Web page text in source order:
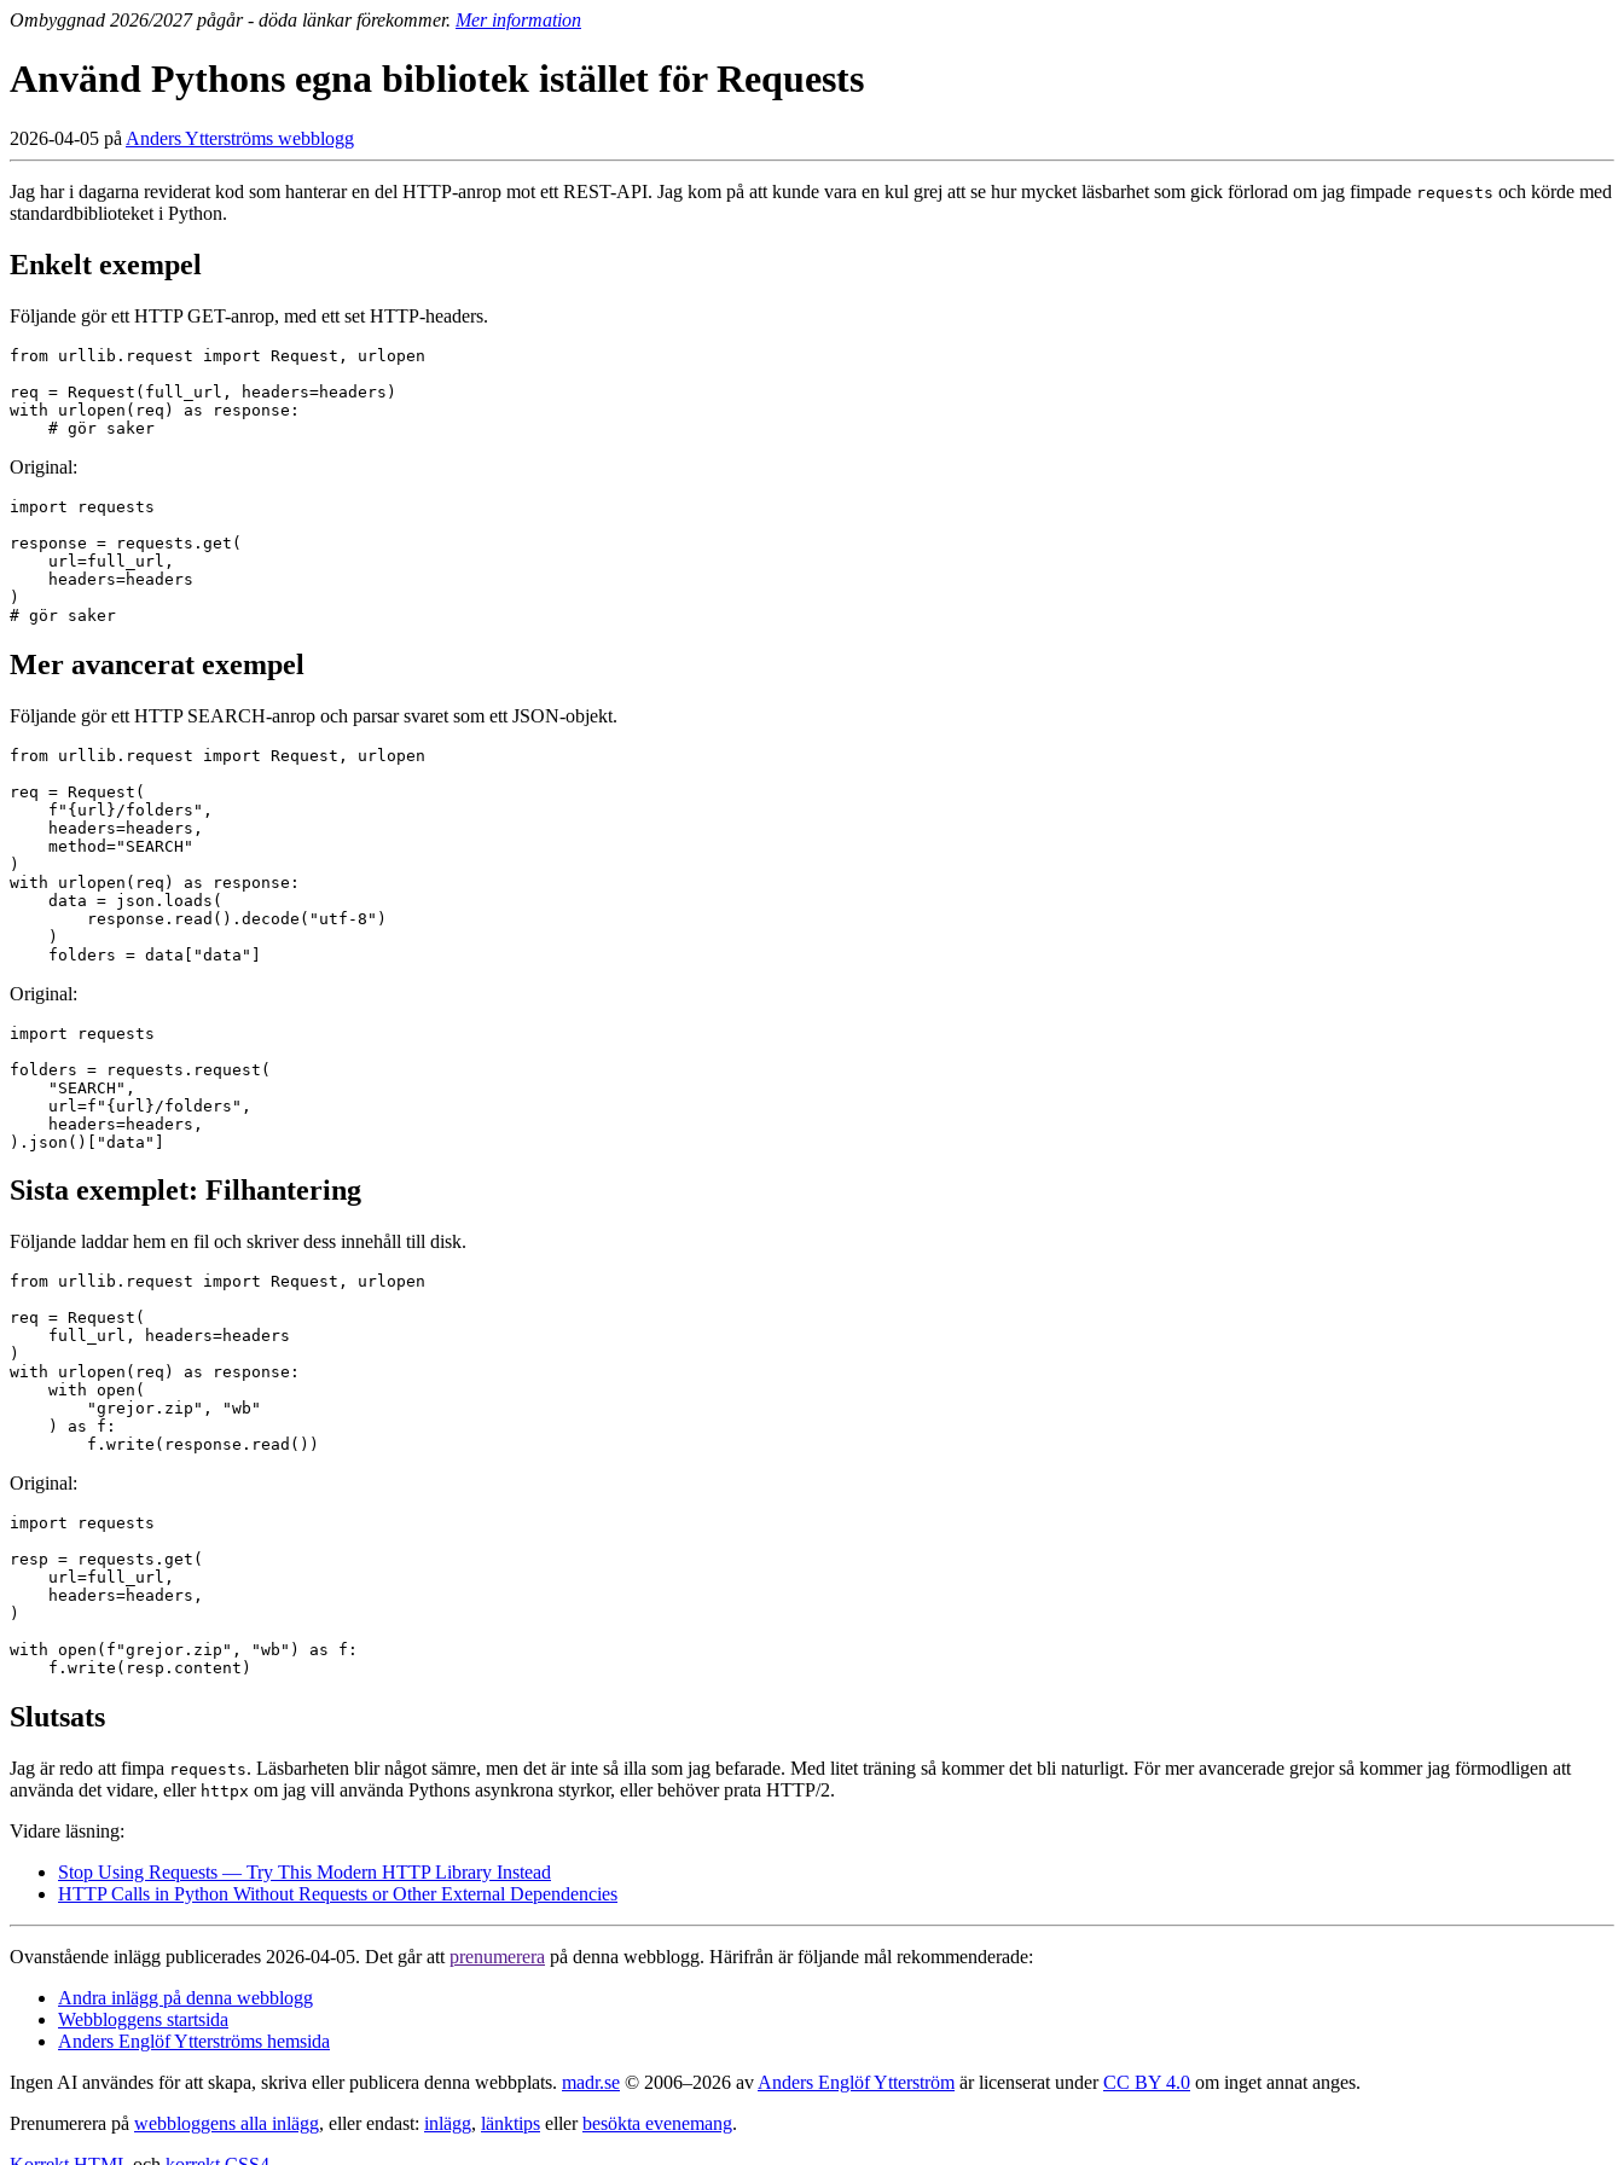
Ombyggnad 2026/2027 pågår - döda länkar förekommer. Mer information
Använd Pythons egna bibliotek istället för Requests
2026-04-05 på Anders Ytterströms webblogg
Jag har i dagarna reviderat kod som hanterar en del HTTP-anrop mot ett REST-API. Jag kom på att kunde vara en kul grej att se hur mycket läsbarhet som gick förlorad om jag fimpade requests och körde med
standardbiblioteket i Python.
Enkelt exempel
Följande gör ett HTTP GET-anrop, med ett set HTTP-headers.
from urllib.request import Request, urlopen
req = Request(full_url, headers=headers)
with urlopen(req) as response:
Original:
import requests
response = requests.get(
    url=full_url,
    headers=headers
)
Mer avancerat exempel
Följande gör ett HTTP SEARCH-anrop och parsar svaret som ett JSON-objekt.
from urllib.request import Request, urlopen
req = Request(
    f"{url}/folders",
    headers=headers,
    method="SEARCH"
)
with urlopen(req) as response:
    data = json.loads(
        response.read().decode("utf-8")
    )
Original:
import requests
folders = requests.request(
    "SEARCH",
    url=f"{url}/folders",
    headers=headers,
Sista exemplet: Filhantering
Följande laddar hem en fil och skriver dess innehåll till disk.
from urllib.request import Request, urlopen
req = Request(
    full_url, headers=headers
)
with urlopen(req) as response:
    with open(
        "grejor.zip", "wb"
    ) as f:
Original:
import requests
resp = requests.get(
    url=full_url,
    headers=headers,
)
with open(f"grejor.zip", "wb") as f:
Slutsats
Jag är redo att fimpa requests. Läsbarheten blir något sämre, men det är inte så illa som jag befarade. Med litet träning så kommer det bli naturligt. För mer avancerade grejor så kommer jag förmodligen att
använda det vidare, eller httpx om jag vill använda Pythons asynkrona styrkor, eller behöver prata HTTP/2.
Vidare läsning:
Stop Using Requests — Try This Modern HTTP Library Instead
HTTP Calls in Python Without Requests or Other External Dependencies
Ovanstående inlägg publicerades 2026-04-05. Det går att prenumerera på denna webblogg. Härifrån är följande mål rekommenderade:
Andra inlägg på denna webblogg
Webbloggens startsida
Anders Englöf Ytterströms hemsida
Ingen AI användes för att skapa, skriva eller publicera denna webbplats. madr.se © 2006–2026 av Anders Englöf Ytterström är licenserat underCC BY 4.0 om inget annat anges.
Prenumerera på webbloggens alla inlägg, eller endast: inlägg, länktips ellerbesökta evenemang.